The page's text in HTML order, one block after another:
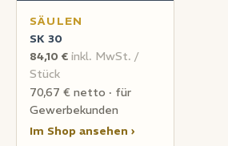
SÄULEN
SK 30
84,10 € inkl. MwSt. /
Stück
70,67 € netto · für
Gewerbekunden
Im Shop ansehen ›